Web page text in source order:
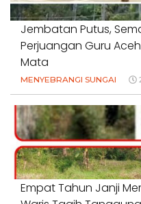
Jembatan Putus,
Perjuangan Guru
Mata
MENYEBRANGI SUNGAI
Empat Tahun Janji